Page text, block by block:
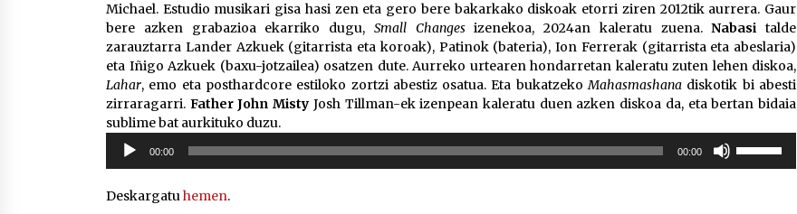
Michael. Estudio musikari gisa hasi zen eta gero bere bakarkako diskoak etorri ziren 2012tik aurrera. Gaur
bere azken grabazioa ekarriko dugu, Small Changesizenekoa, 2024an kaleratu zuena.Nabasi talde
zarauztarra Lander Azkuek (gitarrista eta koroak), Patinok (bateria), Ion Ferrerak (gitarrista eta abeslaria)
eta Iñigo Azkuek (baxu-jotzailea) osatzen dute. Aurreko urtearen hondarretan kaleratu zuten lehen diskoa,
Lahar, emo eta posthardcore estiloko zortzi abestiz osatua. Eta bukatzekoMahasmashana diskotik bi abesti
zirraragarri. Father John Misty Josh Tillman-ek izenpean kaleratu duen azken diskoa da, eta bertan bidaia
sublime bat aurkituko duzu.
Soinu
erreproduzigailua
00:00 00:00
Deskargatuhemen.